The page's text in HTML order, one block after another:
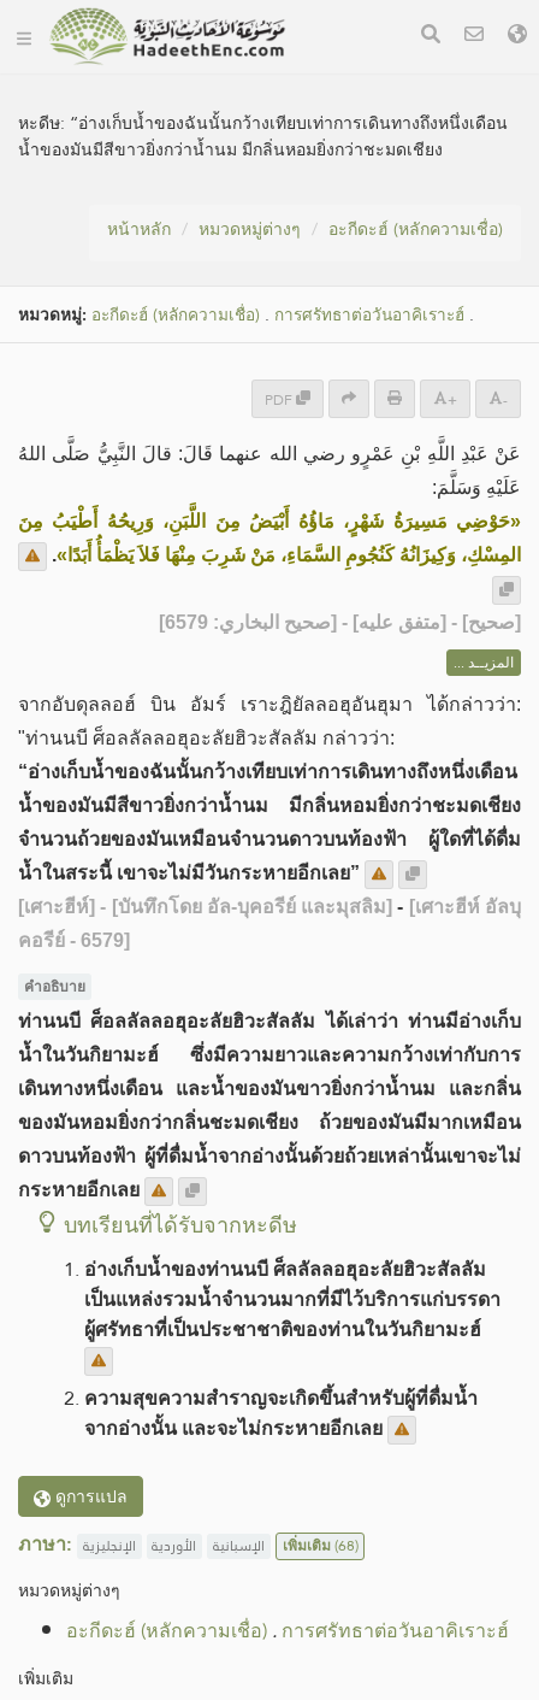
หะดีษ: “อ่างเก็บน้ำของฉันนั้นกว้างเทียบเท่าการเดินทางถึงหนึ่งเดือน
น้ำของมันมีสีขาวยิ่งกว่าน้ำนม มีกลิ่นหอมยิ่งกว่าชะมดเชียง
หน้าหลัก หมวดหมู่​ต่างๆ อะกีดะฮ์ (หลักความเชื่อ)
หมวดหมู่​: อะกีดะฮ์ (หลักความเชื่อ) . การศรัทธาต่อวันอาคิเราะฮ์ .
PDF + -
عَنْ عَبْدِ اللَّهِ بْنِ عَمْرٍو رضي الله عنهما قَالَ: قالَ النَّبِيُّ صَلَّى اللهُ
عَلَيْهِ وَسَلَّمَ:
«حَوْضِي مَسِيرَةُ شَهْرٍ، مَاؤُهُ أَبْيَضُ مِنَ اللَّبَنِ، وَرِيحُهُ أَطْيَبُ مِنَ
المِسْكِ، وَكِيزَانُهُ كَنُجُومِ السَّمَاءِ، مَنْ شَرِبَ مِنْهَا فَلاَ يَظْمَأُ أَبَدًا».
[صحيح] - [متفق عليه] - [صحيح البخاري: 6579]
المزيــد ...
จากอับดุลลอฮ์ บิน อัมร์ เราะฎิยัลลอฮุอันฮุมา ได้กล่าวว่า:
"ท่านนบี ศ็อลลัลลอฮุอะลัยฮิวะสัลลัม กล่าวว่า:
“อ่างเก็บน้ำของฉันนั้นกว้างเทียบเท่าการเดินทางถึงหนึ่งเดือน
น้ำของมันมีสีขาวยิ่งกว่าน้ำนม มีกลิ่นหอมยิ่งกว่าชะมดเชียง
จำนวนถ้วยของมันเหมือนจำนวนดาวบนท้องฟ้า ผู้ใดที่ได้ดื่ม
น้ำในสระนี้ เขาจะไม่มีวันกระหายอีกเลย”
[เศาะฮีห์] - [บันทึกโดย อัล-บุคอรีย์ และมุสลิม] - [เศาะฮีห์ อัลบุ
คอรีย์ - 6579]
คำอธิบาย​
ท่านนบี ศ็อลลัลลอฮุอะลัยฮิวะสัลลัม ได้เล่าว่า ท่านมีอ่างเก็บ
น้ำในวันกิยามะฮ์ ซึ่งมีความยาวและความกว้างเท่ากับการ
เดินทางหนึ่งเดือน และน้ำของมันขาวยิ่งกว่าน้ำนม และกลิ่น
ของมันหอมยิ่งกว่ากลิ่นชะมดเชียง ถ้วยของมันมีมากเหมือน
ดาวบนท้องฟ้า ผู้ที่ดื่มน้ำจากอ่างนั้นด้วยถ้วยเหล่านั้นเขาจะไม่
กระหายอีกเลย
บทเรียนที่ได้รับจากหะดีษ
อ่างเก็บน้ำของท่านนบี ศ็ลลัลลอฮุอะลัยฮิวะสัลลัม
เป็นแหล่งรวมน้ำจำนวนมากที่มีไว้บริการแก่บรรดา
ผู้ศรัทธาที่เป็นประชาชาติของท่านในวันกิยามะฮ์
ความสุขความสำราญจะเกิดขึ้นสำหรับผู้ที่ดื่มน้ำ
จากอ่างนั้น และจะไม่กระหายอีกเลย
ดูการแปล
ภาษา: الإنجليزية الأوردية الإسبانية เพิ่มเติม(68)
หมวดหมู่​ต่างๆ
อะกีดะฮ์ (หลักความเชื่อ).การศรัทธาต่อวันอาคิเราะฮ์
เพิ่มเติม